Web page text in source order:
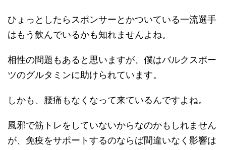
ひょっとしたらスポンサーとかついている一流選手
はもう飲んでいるかも知れませんよね。
相性の問題もあると思いますが、僕はバルクスポー
ツのグルタミンに助けられています。
しかも、腰痛もなくなって来ているんですよね。
風邪で筋トレをしていないからなのかもしれません
が、免疫をサポートするのならば間違いなく影響は